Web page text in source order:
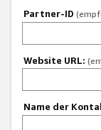
Partner-ID
Website URL:
Name der